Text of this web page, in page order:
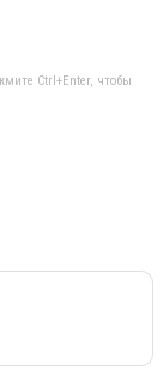
Ctrl+Enter, чтобы